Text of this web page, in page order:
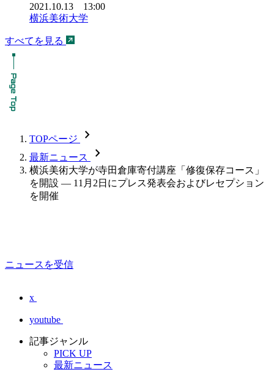
2021.10.13 13:00
横浜美術大学
すべてを見る
TOPページ chevron_forward
最新ニュース chevron_forward
横浜美術大学が寺田倉庫寄付講座「修復保存コース」
を開設 — 11月2日にプレス発表会およびレセプション
を開催
ニュースを受信
x
youtube
記事ジャンル
PICK UP
最新ニュース